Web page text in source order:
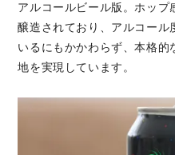
アルコールビール版。ホップ
醸造されており、アルコール
いるにもかかわらず、本格
地を実現しています。